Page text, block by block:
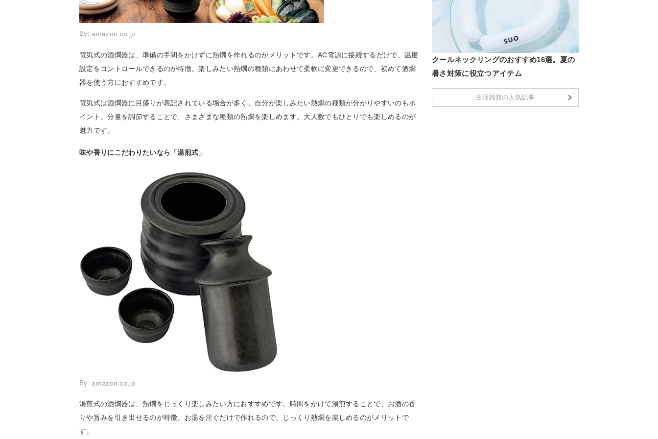
By:amazon.co.jp
電気式の酒燗器は、準備の手間をかけずに熱燗を作れるのがメリットです。AC電源に接続するだけで、温度
設定をコントロールできるのが特徴。楽しみたい熱燗の種類にあわせて柔軟に変更できるので、初めて酒燗
器を使う方におすすめです。
電気式は酒燗器に目盛りが表記されている場合が多く、自分が楽しみたい熱燗の種類が分かりやすいのもポ
イント。分量を調節することで、さまざまな種類の熱燗を楽しめます。大人数でもひとりでも楽しめるのが
魅力です。
味や香りにこだわりたいなら「湯煎式」
By:amazon.co.jp
湯煎式の酒燗器は、熱燗をじっくり楽しみたい方におすすめです。時間をかけて湯煎することで、お酒の香
りや旨みを引き出せるのが特徴。お湯を注ぐだけで作れるので、じっくり熱燗を楽しめるのがメリットで
す。
クールネックリングのおすすめ16選。夏の
暑さ対策に役立つアイテム
生活雑貨の人気記事